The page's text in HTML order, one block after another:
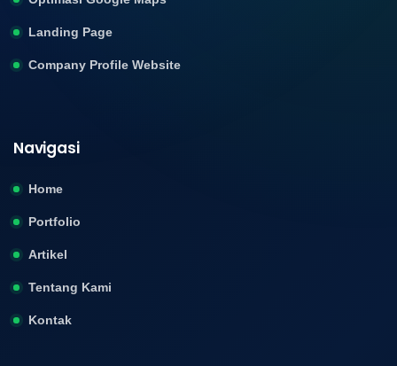
Landing Page
Company Profile Website
Navigasi
Home
Portfolio
Artikel
Tentang Kami
Kontak